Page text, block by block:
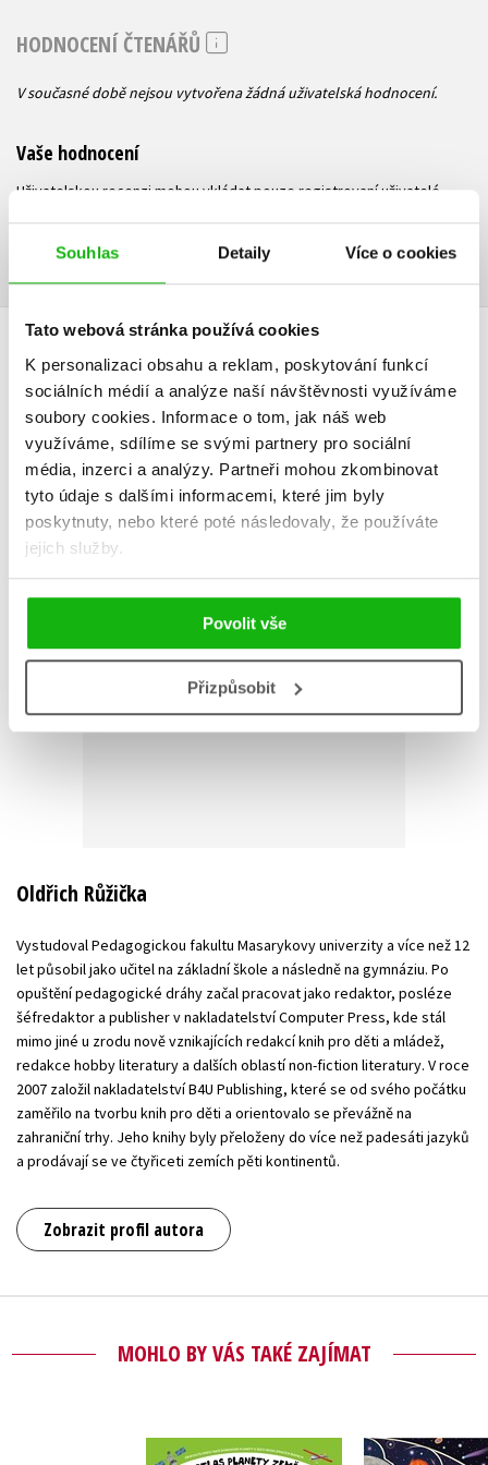
Souhlas Detaily Více o cookies
Tato webová stránka používá cookies
K personalizaci obsahu a reklam, poskytování funkcí
sociálních médií a analýze naší návštěvnosti využíváme
soubory cookies. Informace o tom, jak náš web
využíváme, sdílíme se svými partnery pro sociální
média, inzerci a analýzy. Partneři mohou zkombinovat
tyto údaje s dalšími informacemi, které jim byly
poskytnuty, nebo které poté následovaly, že používáte
jejich služby.
Povolit vše
Přizpůsobit
HODNOCENÍ ČTENÁŘŮ
V současné době nejsou vytvořena žádná uživatelská hodnocení.
Vaše hodnocení
Uživatelskou recenzi mohou vkládat pouze registrovaní uživatelé
Přihlásit
AUTOR KNIHY
Oldřich Růžička
Vystudoval Pedagogickou fakultu Masarykovy univerzity a více než 12
let působil jako učitel na základní škole a následně na gymnáziu. Po
opuštění pedagogické dráhy začal pracovat jako redaktor, posléze
šéfredaktor a publisher v nakladatelství Computer Press, kde stál
mimo jiné u zrodu nově vznikajících redakcí knih pro děti a mládež,
redakce hobby literatury a dalších oblastí non-fiction literatury. V roce
2007 založil nakladatelství B4U Publishing, které se od svého počátku
zaměřilo na tvorbu knih pro děti a orientovalo se převážně na
zahraniční trhy. Jeho knihy byly přeloženy do více než padesáti jazyků
a prodávají se ve čtyřiceti zemích pěti kontinentů.
Zobrazit profil autora
MOHLO BY VÁS TAKÉ ZAJÍMAT